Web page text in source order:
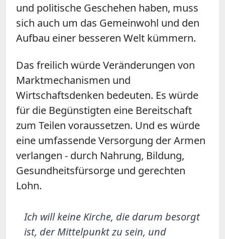
und politische Geschehen haben, muss
sich auch um das Gemeinwohl und den
Aufbau einer besseren Welt kümmern.
Das freilich würde Veränderungen von
Marktmechanismen und
Wirtschaftsdenken bedeuten. Es würde
für die Begünstigten eine Bereitschaft
zum Teilen voraussetzen. Und es würde
eine umfassende Versorgung der Armen
verlangen - durch Nahrung, Bildung,
Gesundheitsfürsorge und gerechten
Lohn.
Ich will keine Kirche, die darum besorgt
ist, der Mittelpunkt zu sein, und